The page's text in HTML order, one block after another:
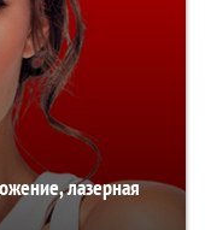
лазерная